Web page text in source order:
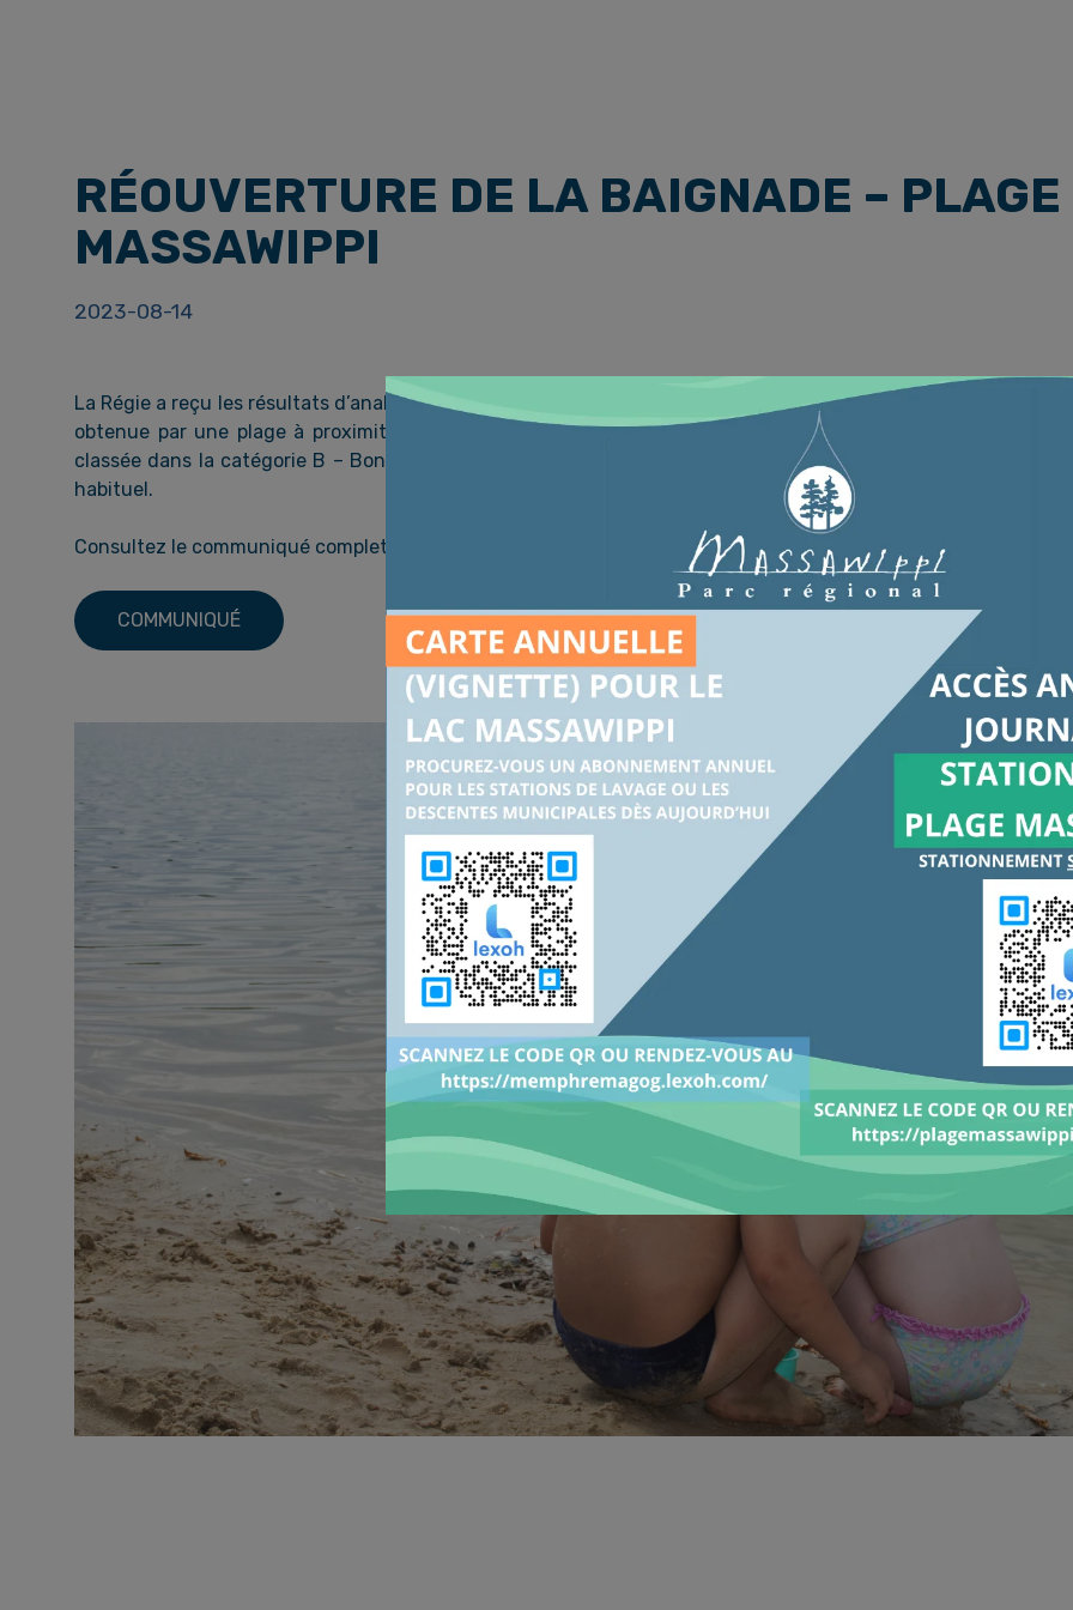
RÉOUVERTURE DE LA BAIGNADE – PLAGE
MASSAWIPPI
2023-08-14
La Régie a reçu les résultats d’analyse des échantillons effectués à la Plage Massawippi suivant l’annonce de la
obtenue par une plage à proximité. Bonne nouvelle, les résultats d’analyse révèlent que la Plage
classée dans la catégorie B – Bonne. La baignade reprendra dès cette semaine à la Plage Massawippi selon
habituel.
Consultez le communiqué complet en PDF :
COMMUNIQUÉ